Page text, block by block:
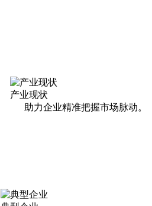
产业现状
助力企业精准把握市场脉动。